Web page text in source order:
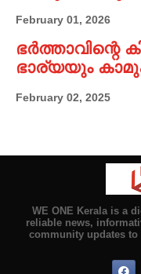
February 01, 2026
ഭർത്താവിന്റെ
ഭാര്യയും
February 02, 2025
WE ONE Kerala is a
reliable news,
community updates to